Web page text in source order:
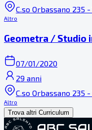
C.so Orbassano 235
Altro
Geometra / Studio
07/01/2020
29 anni
C.so Orbassano 235
Altro
Trova altri Curriculum